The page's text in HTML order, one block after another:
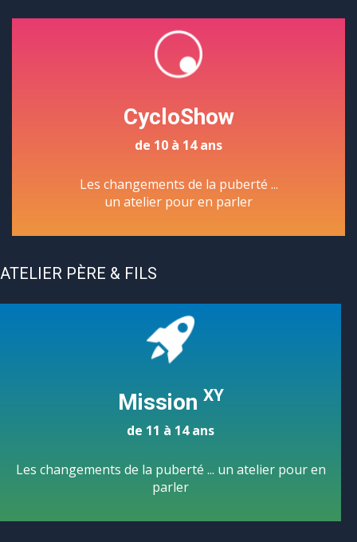
CycloShow
de 10 à 14 ans
Les changements de la puberté ...
un atelier pour en parler
ATELIER PÈRE & FILS
Mission XY
de 11 à 14 ans
Les changements de la puberté ... un atelier pour en
parler